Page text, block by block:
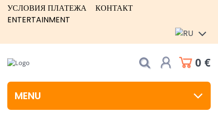
УСЛОВИЯ ПЛАТЕЖА
КОНТАКТ
ENTERTAINMENT
0 €
MENU